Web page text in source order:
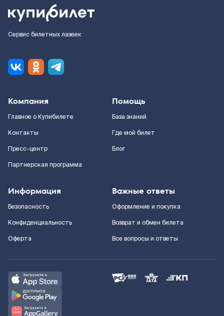
Сервис билетных лазеек
Компания
Главное о Купибилете
Контакты
Пресс-центр
Партнерская программа
Помощь
База знаний
Где мой билет
Блог
Информация
Безопасность
Конфиденциальность
Оферта
Важные ответы
Оформление и покупка
Возврат и обмен билета
Все вопросы и ответы